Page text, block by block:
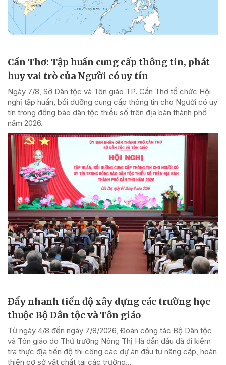
Cần Thơ: Tập huấn cung cấp thông tin, phát
huy vai trò của Người có uy tín
Ngày 7/8, Sở Dân tộc và Tôn giáo TP. Cần Thơ tổ chức Hội
nghị tập huấn, bồi dưỡng cung cấp thông tin cho Người có uy
tín trong đồng bào dân tộc thiểu số trên địa bàn thành phố
năm 2026.
Đẩy nhanh tiến độ xây dựng các trường học
thuộc Bộ Dân tộc và Tôn giáo
Từ ngày 4/8 đến ngày 7/8/2026, Đoàn công tác Bộ Dân tộc
và Tôn giáo do Thứ trưởng Nông Thị Hà dẫn đầu đã đi kiểm
tra thực địa tiến độ thi công các dự án đầu tư nâng cấp, hoàn
thiện cơ sở vật chất tại các trường...